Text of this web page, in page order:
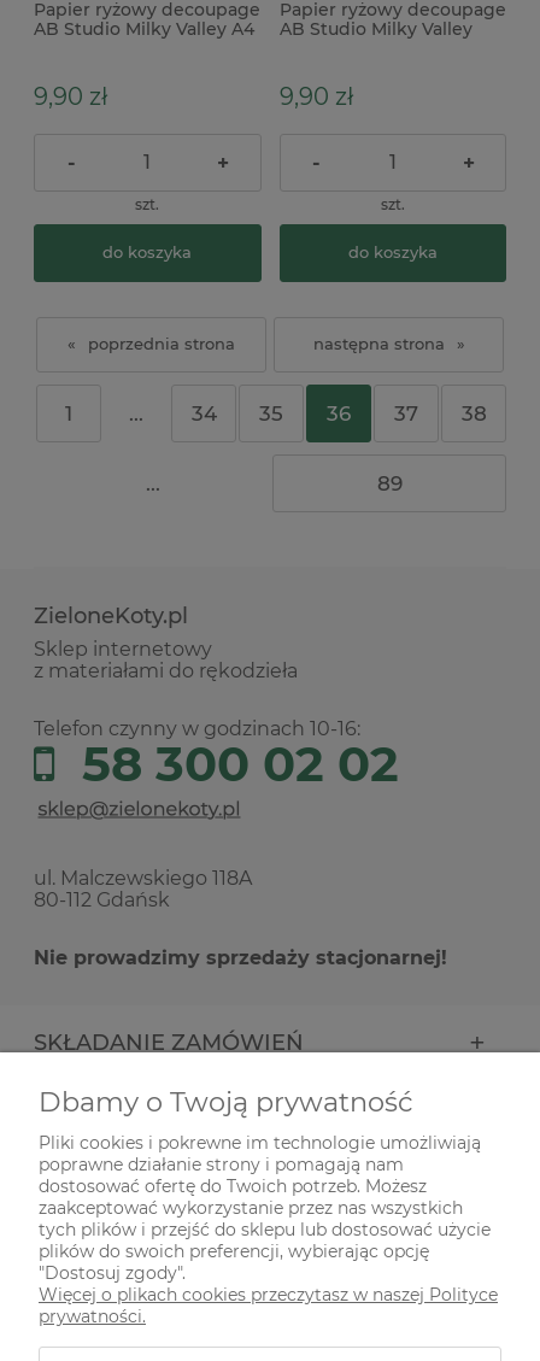
Papier ryżowy decoupage
AB Studio Milky Valley A4
9,90 zł
- +
szt.
do koszyka
Papier ryżowy decoupage
AB Studio Milky Valley
9,90 zł
- +
szt.
do koszyka
«
1 ... 34 35 36 37 38
... 89
»
ZieloneKoty.pl
Sklep internetowy
z materiałami do rękodzieła
Telefon czynny w godzinach 10-16:
58 300 02 02
ul. Malczewskiego 118A
80-112 Gdańsk
Nie prowadzimy sprzedaży stacjonarnej!
SKŁADANIE ZAMÓWIEŃ
INFORMACJE
ODWIEDŹ NAS NA
Dbamy o Twoją prywatność
Pliki cookies i pokrewne im technologie umożliwiają
poprawne działanie strony i pomagają nam
dostosować ofertę do Twoich potrzeb. Możesz
zaakceptować wykorzystanie przez nas wszystkich
tych plików i przejść do sklepu lub dostosować użycie
plików do swoich preferencji, wybierając opcję
"Dostosuj zgody".
Więcej o plikach cookies przeczytasz w naszej Polityce
prywatności.